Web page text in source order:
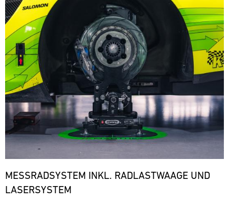
den
notwendigen
Ersatzteilen.
MESSRADSYSTEM INKL. RADLASTWAAGE UND
LASERSYSTEM